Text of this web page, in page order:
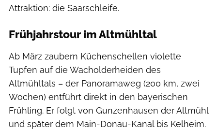
Attraktion: die Saarschleife.
Frühjahrstour im Altmühltal
Ab März zaubern Küchenschellen violette
Tupfen auf die Wacholderheiden des
Altmühltals – der Panoramaweg (200 km, zwei
Wochen) entführt direkt in den bayerischen
Frühling. Er folgt von Gunzenhausen der Altmühl
und später dem Main-Donau-Kanal bis Kelheim.